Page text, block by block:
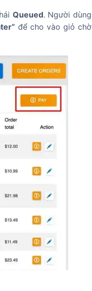
Queued. Người dùng
để cho vào giỏ chờ